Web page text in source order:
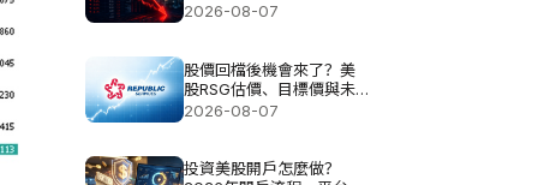
2026-08-07
股價回檔後機會來了？美
股RSG估價、目標價與未
來空間解析
2026-08-07
投資美股開戶怎麼做？